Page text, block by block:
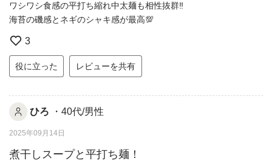
ワシワシ食感の平打ち縮れ中太麺も相性抜群‼️
海苔の磯感とネギのシャキ感が最高💯
3
役に立った レビューを共有
ひろ ・40代/男性
2025年09月14日
煮干しスープと平打ち麺！